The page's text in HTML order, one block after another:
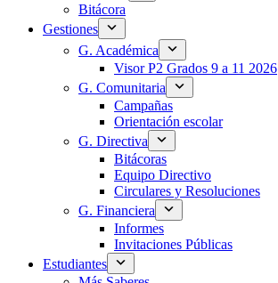
Bitácora
Gestiones
G. Académica
Visor P2 Grados 9 a 11 2026
G. Comunitaria
Campañas
Orientación escolar
G. Directiva
Bitácoras
Equipo Directivo
Circulares y Resoluciones
G. Financiera
Informes
Invitaciones Públicas
Estudiantes